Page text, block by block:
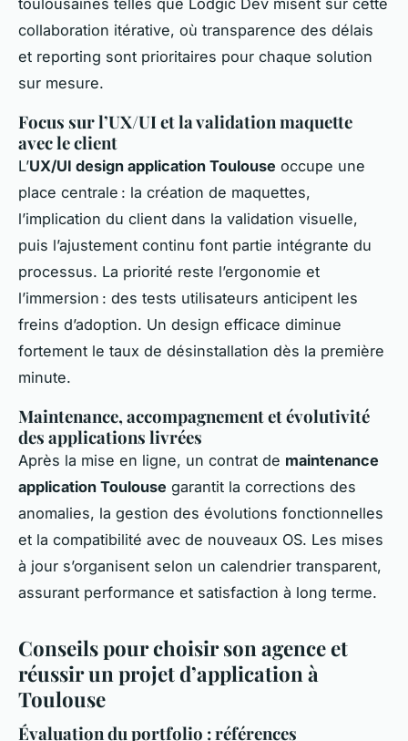
collaboration itérative, où transparence des délais
et reporting sont prioritaires pour chaque solution
sur mesure.
Focus sur l’UX/UI et la validation maquette
avec le client
L’UX/UI design application Toulouse occupe une
place centrale : la création de maquettes,
l’implication du client dans la validation visuelle,
puis l’ajustement continu font partie intégrante du
processus. La priorité reste l’ergonomie et
l’immersion : des tests utilisateurs anticipent les
freins d’adoption. Un design efficace diminue
fortement le taux de désinstallation dès la première
minute.
Maintenance, accompagnement et évolutivité
des applications livrées
Après la mise en ligne, un contrat de maintenance
application Toulouse garantit la corrections des
anomalies, la gestion des évolutions fonctionnelles
et la compatibilité avec de nouveaux OS. Les mises
à jour s’organisent selon un calendrier transparent,
assurant performance et satisfaction à long terme.
Conseils pour choisir son agence et
réussir un projet d’application à
Toulouse
Évaluation du portfolio : références